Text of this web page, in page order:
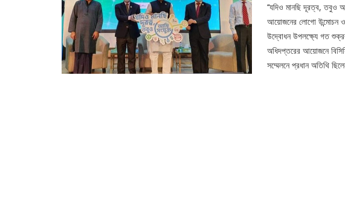
‘‘যদিও মানছি দূরত্ব, তবুও
আয়োজনের লোগো উন্মোচন ও
উদ্বোধন উপলক্ষ্যে গত
অধিদপ্তরের আয়োজনে
সম্মেলনে প্রধান অতিথি